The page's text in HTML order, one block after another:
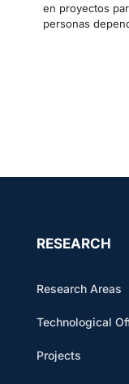
en proyectos
personas
RESEARCH
Research Areas
Technological
Projects